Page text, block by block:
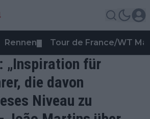
Rennen Tour de France/WT
„Inspiration für
die davon
Niveau zu